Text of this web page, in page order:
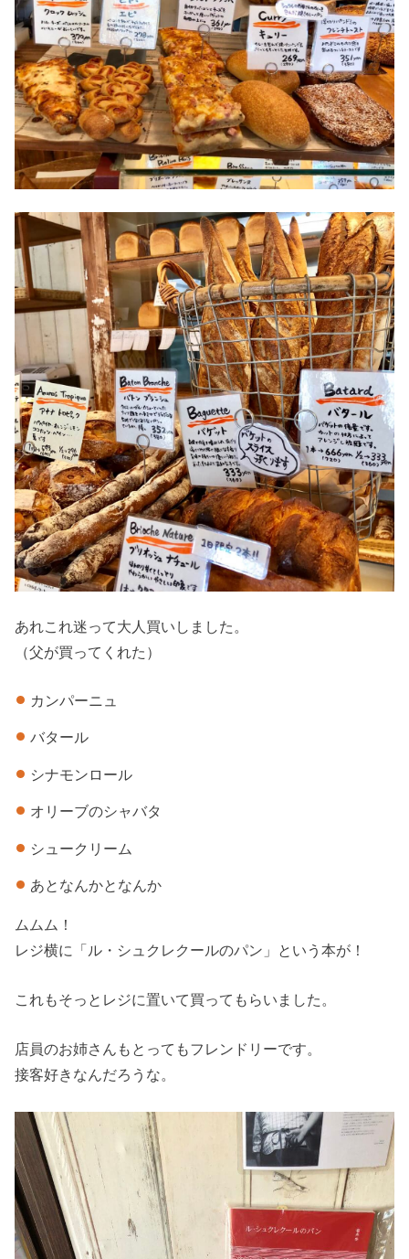
あれこれ迷って大人買いしました。
（父が買ってくれた）
カンパーニュ
バタール
シナモンロール
オリーブのシャバタ
シュークリーム
あとなんかとなんか
ムムム！
レジ横に「ル・シュクレクールのパン」という本が！
これもそっとレジに置いて買ってもらいました。
店員のお姉さんもとってもフレンドリーです。
接客好きなんだろうな。